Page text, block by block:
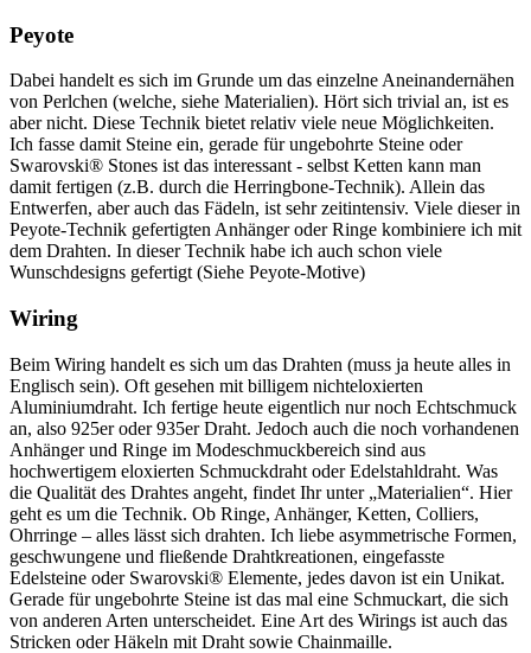
Peyote
Dabei handelt es sich im Grunde um das einzelne Aneinandernähen
von Perlchen (welche, siehe Materialien). Hört sich trivial an, ist es
aber nicht. Diese Technik bietet relativ viele neue Möglichkeiten.
Ich fasse damit Steine ein, gerade für ungebohrte Steine oder
Swarovski® Stones ist das interessant - selbst Ketten kann man
damit fertigen (z.B. durch die Herringbone-Technik). Allein das
Entwerfen, aber auch das Fädeln, ist sehr zeitintensiv. Viele dieser in
Peyote-Technik gefertigten Anhänger oder Ringe kombiniere ich mit
dem Drahten. In dieser Technik habe ich auch schon viele
Wunschdesigns gefertigt (Siehe Peyote-Motive)
Wiring
Beim Wiring handelt es sich um das Drahten (muss ja heute alles in
Englisch sein). Oft gesehen mit billigem nichteloxierten
Aluminiumdraht. Ich fertige heute eigentlich nur noch Echtschmuck
an, also 925er oder 935er Draht. Jedoch auch die noch vorhandenen
Anhänger und Ringe im Modeschmuckbereich sind aus
hochwertigem eloxierten Schmuckdraht oder Edelstahldraht. Was
die Qualität des Drahtes angeht, findet Ihr unter „Materialien“. Hier
geht es um die Technik. Ob Ringe, Anhänger, Ketten, Colliers,
Ohrringe – alles lässt sich drahten. Ich liebe asymmetrische Formen,
geschwungene und fließende Drahtkreationen, eingefasste
Edelsteine oder Swarovski® Elemente, jedes davon ist ein Unikat.
Gerade für ungebohrte Steine ist das mal eine Schmuckart, die sich
von anderen Arten unterscheidet. Eine Art des Wirings ist auch das
Stricken oder Häkeln mit Draht sowie Chainmaille.